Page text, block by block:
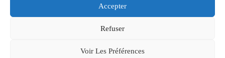
Accepter
Refuser
Voir Les Préférences
Centre de cardiologie du pôle des Cliniques